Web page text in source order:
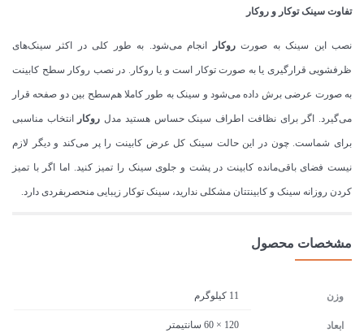
تفاوت سینکتوکار و روکار
نصب این سینک به صورتروکار انجام می‌شود. به طور کلی در اکثر سینک‌های
ظرفشویی قرارگیری یا به صورت توکار است و یا روکار. در نصب روکار سطح کابینت
به صورت عرضی برش داده می‌شود و سینک به طور کاملا هم‌سطح بین دو صفحه قرار
می‌گیرد. اگر برای نظافت اطراف سینک حساس هستید مدل روکار انتخاب مناسبی
برای شماست. چون در این حالت سینک کل عرض کابینت را پر می‌کند و دیگر لازم
نیست فضای باقی‌مانده کابینت در پشت و جلوی سینک را تمیز کنید. اما اگر با تمیز
کردن روزانه سینک و کابینتتان مشکلی ندارید، سینک توکار زیبایی منحصربفردی دارد.
مشخصات محصول
وزن 11 کیلوگرم
ابعاد 120 × 60 سانتیمتر